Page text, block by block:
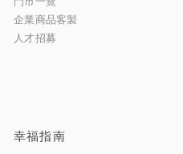
企業商品客製
人才招募
幸福指南